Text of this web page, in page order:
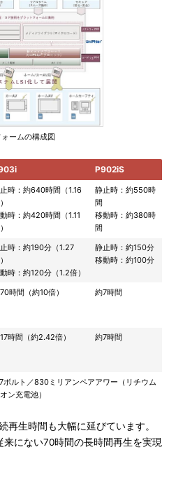
ームの構成図
P902iS
時：約640時間（1.16
時：約420時間（1.11
静止時：約550時
間
移動時：約380時
間
時：約190分（1.27
時：約120分（1.2倍）
静止時：約150分
移動時：約100分
時間（約10倍） 約7時間
時間（約2.42倍） 約7時間
ボルト／830ミリアンペアアワー（リチウム
ン充電池）
再生時間も大幅に延びています。
にない70時間の長時間再生を実現